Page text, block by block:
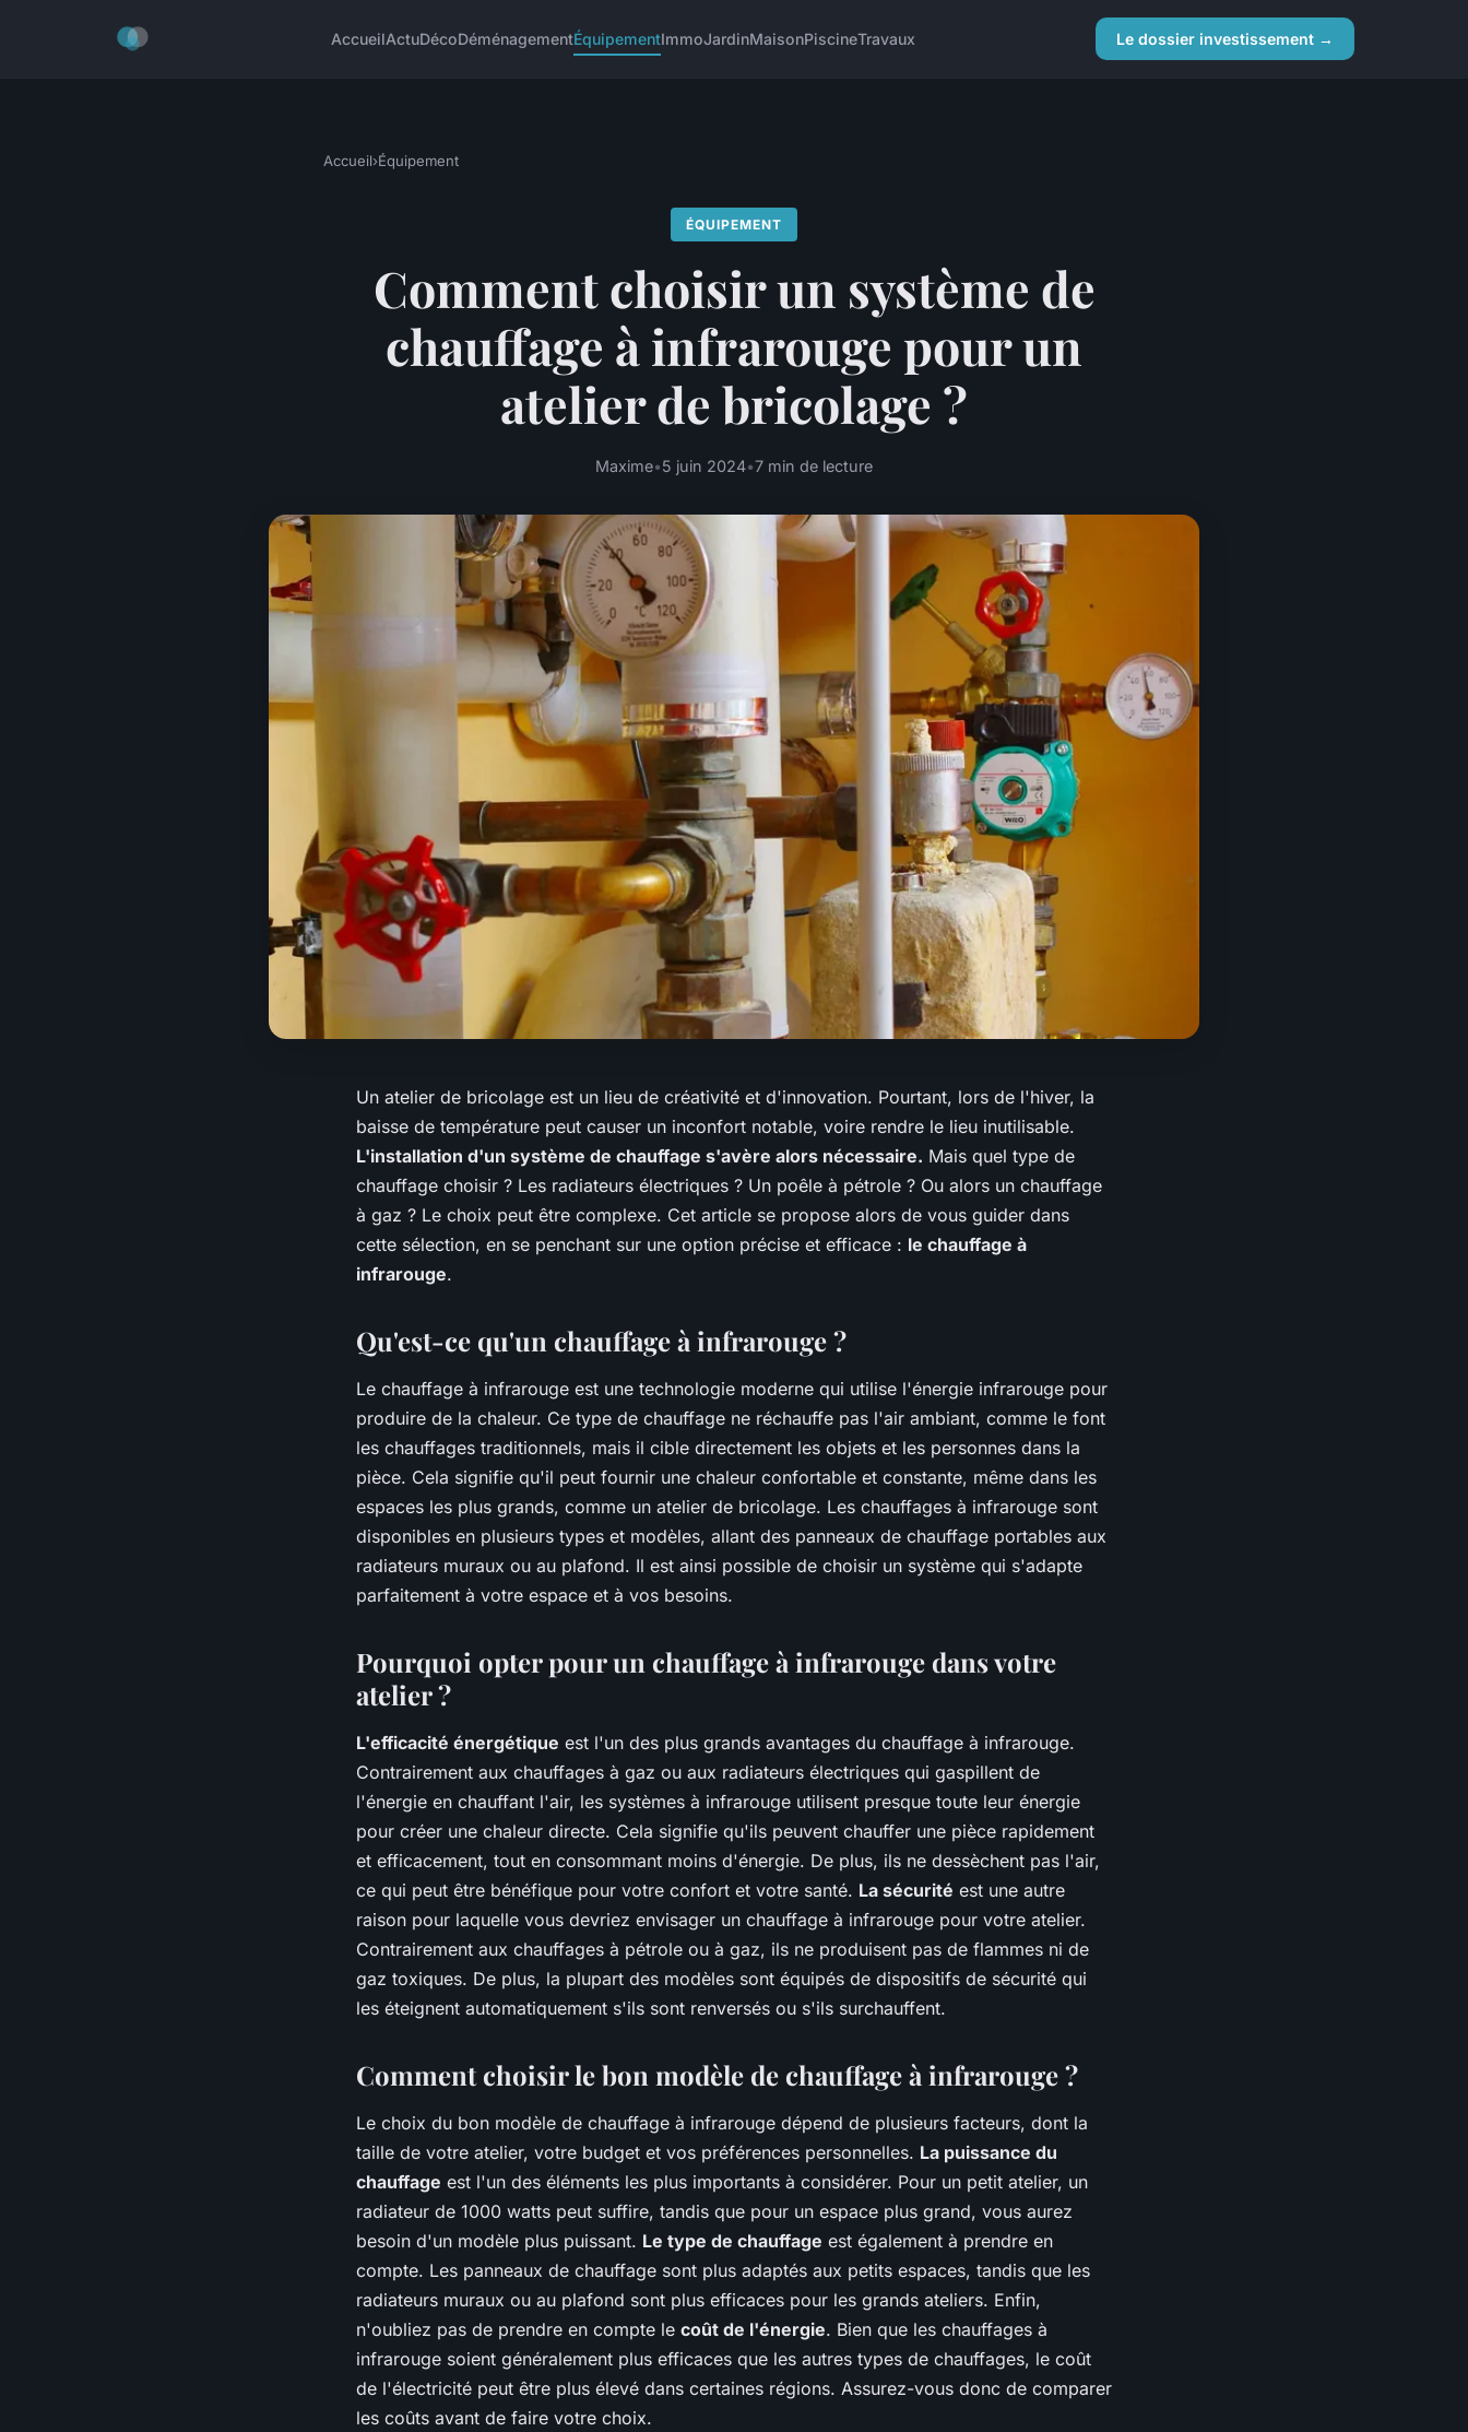
AccueilActuDécoDéménagementÉquipementImmoJardinMaisonPiscineTravaux Le dossier investissement →
Accueil›Équipement
ÉQUIPEMENT
Comment choisir un système de
chauffage à infrarouge pour un
atelier de bricolage ?
Maxime•5 juin 2024•7 min de lecture
Un atelier de bricolage est un lieu de créativité et d'innovation. Pourtant, lors de l'hiver, la
baisse de température peut causer un inconfort notable, voire rendre le lieu inutilisable.
L'installation d'un système de chauffage s'avère alors nécessaire. Mais quel type de
chauffage choisir ? Les radiateurs électriques ? Un poêle à pétrole ? Ou alors un chauffage
à gaz ? Le choix peut être complexe. Cet article se propose alors de vous guider dans
cette sélection, en se penchant sur une option précise et efficace : le chauffage à
infrarouge.
Qu'est-ce qu'un chauffage à infrarouge ?
Le chauffage à infrarouge est une technologie moderne qui utilise l'énergie infrarouge pour
produire de la chaleur. Ce type de chauffage ne réchauffe pas l'air ambiant, comme le font
les chauffages traditionnels, mais il cible directement les objets et les personnes dans la
pièce. Cela signifie qu'il peut fournir une chaleur confortable et constante, même dans les
espaces les plus grands, comme un atelier de bricolage. Les chauffages à infrarouge sont
disponibles en plusieurs types et modèles, allant des panneaux de chauffage portables aux
radiateurs muraux ou au plafond. Il est ainsi possible de choisir un système qui s'adapte
parfaitement à votre espace et à vos besoins.
Pourquoi opter pour un chauffage à infrarouge dans votre
atelier ?
L'efficacité énergétique est l'un des plus grands avantages du chauffage à infrarouge.
Contrairement aux chauffages à gaz ou aux radiateurs électriques qui gaspillent de
l'énergie en chauffant l'air, les systèmes à infrarouge utilisent presque toute leur énergie
pour créer une chaleur directe. Cela signifie qu'ils peuvent chauffer une pièce rapidement
et efficacement, tout en consommant moins d'énergie. De plus, ils ne dessèchent pas l'air,
ce qui peut être bénéfique pour votre confort et votre santé. La sécurité est une autre
raison pour laquelle vous devriez envisager un chauffage à infrarouge pour votre atelier.
Contrairement aux chauffages à pétrole ou à gaz, ils ne produisent pas de flammes ni de
gaz toxiques. De plus, la plupart des modèles sont équipés de dispositifs de sécurité qui
les éteignent automatiquement s'ils sont renversés ou s'ils surchauffent.
Comment choisir le bon modèle de chauffage à infrarouge ?
Le choix du bon modèle de chauffage à infrarouge dépend de plusieurs facteurs, dont la
taille de votre atelier, votre budget et vos préférences personnelles. La puissance du
chauffage est l'un des éléments les plus importants à considérer. Pour un petit atelier, un
radiateur de 1000 watts peut suffire, tandis que pour un espace plus grand, vous aurez
besoin d'un modèle plus puissant. Le type de chauffage est également à prendre en
compte. Les panneaux de chauffage sont plus adaptés aux petits espaces, tandis que les
radiateurs muraux ou au plafond sont plus efficaces pour les grands ateliers. Enfin,
n'oubliez pas de prendre en compte le coût de l'énergie. Bien que les chauffages à
infrarouge soient généralement plus efficaces que les autres types de chauffages, le coût
de l'électricité peut être plus élevé dans certaines régions. Assurez-vous donc de comparer
les coûts avant de faire votre choix.